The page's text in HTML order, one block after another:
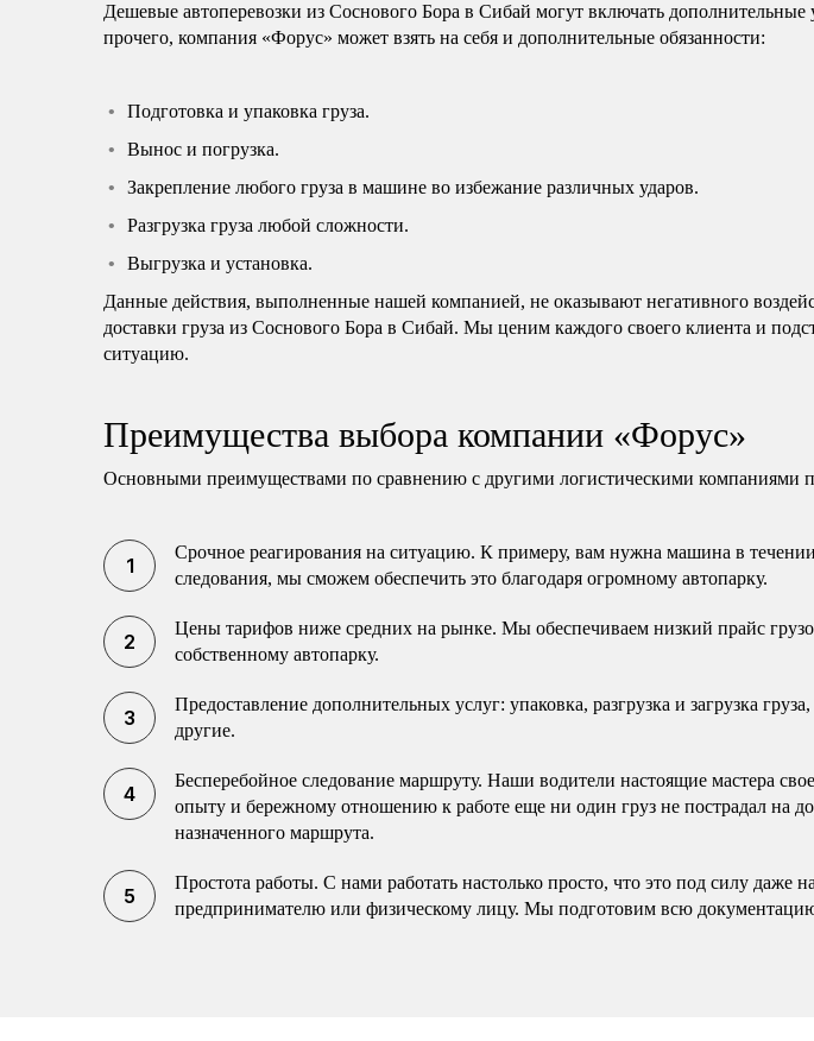
Дешевые автоперевозки из Соснового Бора в Сибай могут включать
прочего, компания «Форус» может взять на себя и дополнительные обязанности:
Подготовка и упаковка груза.
Вынос и погрузка.
Закрепление любого груза в машине во избежание различных ударов.
Разгрузка груза любой сложности.
Выгрузка и установка.
Данные действия, выполненные нашей компанией, не оказывают негативного
доставки груза из Соснового Бора в Сибай. Мы ценим каждого своего клиента и
ситуацию.
Преимущества выбора компании «Форус»
Основными преимуществами по сравнению с другими логистическими компаниями
Срочное реагирования на ситуацию. К примеру, вам нужна машина в
следования, мы сможем обеспечить это благодаря огромному автопарку.
Цены тарифов ниже средних на рынке. Мы обеспечиваем низкий прайс
собственному автопарку.
Предоставление дополнительных услуг: упаковка, разгрузка и загрузка
другие.
Бесперебойное следование маршруту. Наши водители настоящие мастера
опыту и бережному отношению к работе еще ни один груз не пострадал на
назначенного маршрута.
Простота работы. С нами работать настолько просто, что это под силу даже
предпринимателю или физическому лицу. Мы подготовим всю документацию